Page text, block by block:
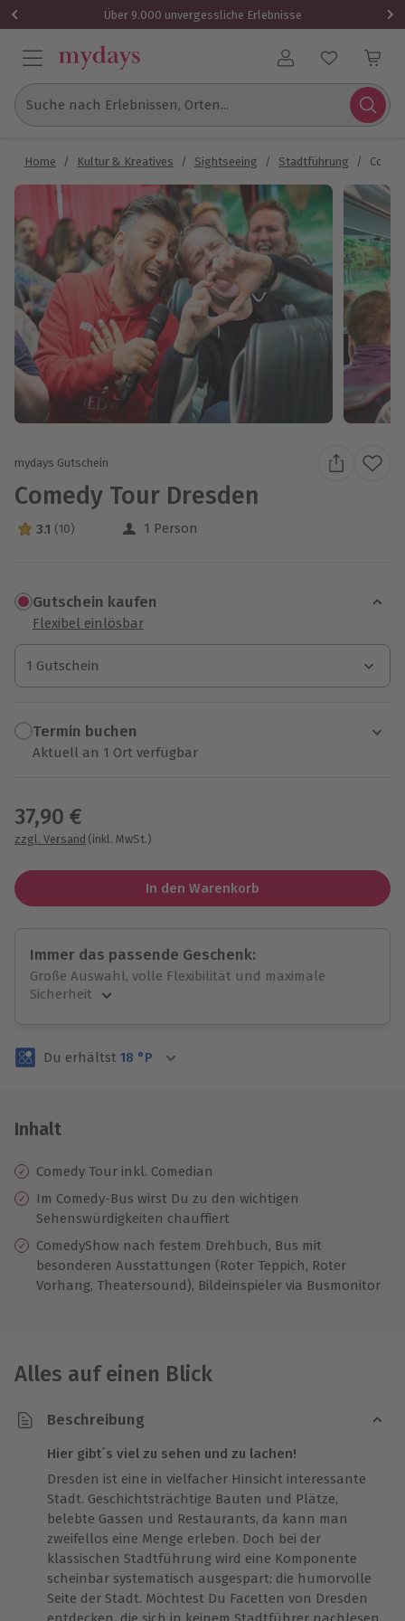
Über 9.000 unvergessliche Erlebnisse
Benutzerkonto
Suche nach Erlebnissen, Orten...
Home / Kultur & Kreatives / Sightseeing / Stadtführung /
mydays Gutschein
Comedy Tour Dresden
3.1 Sterne von 5 aus 10 Bewertungen
3.1 (10) 1 Person
Gutschein kaufen
Flexibel einlösbar
1 Gutschein
1 Gutschein
1 Gutschein
Termin buchen
Aktuell an 1 Ort verfügbar
37,90 €
zzgl. Versand (inkl. MwSt.)
In den Warenkorb
Immer das passende Geschenk:
Große Auswahl, volle Flexibilität und maximale
Sicherheit
Volle Flexibilität
3 Jahre gültig & verlängerbar.
Du erhältst 18 °P
Inhalt
Comedy Tour inkl. Comedian
Im Comedy-Bus wirst Du zu den wichtigen
Sehenswürdigkeiten chauffiert
ComedyShow nach festem Drehbuch, Bus mit
besonderen Ausstattungen (Roter Teppich, Roter
Vorhang, Theatersound), Bildeinspieler via Busmonitor
Alles auf einen Blick
Beschreibung
Hier gibt´s viel zu sehen und zu lachen!
Dresden ist eine in vielfacher Hinsicht interessante
Stadt. Geschichtsträchtige Bauten und Plätze,
belebte Gassen und Restaurants, da kann man
zweifellos eine Menge erleben. Doch bei der
klassischen Stadtführung wird eine Komponente
scheinbar systematisch ausgespart: die humorvolle
Seite der Stadt. Möchtest Du Facetten von Dresden